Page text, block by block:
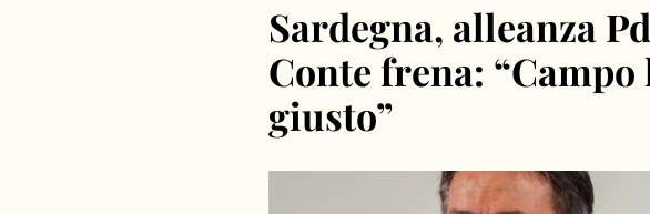
Sardegna, alleanza
Conte frena:
giusto”